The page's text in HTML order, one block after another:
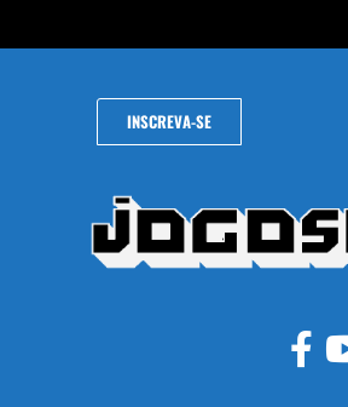
INSCREVA-SE